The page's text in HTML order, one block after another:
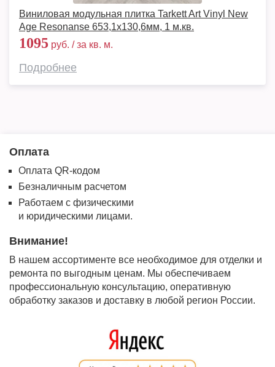
Виниловая модульная плитка Tarkett Art Vinyl New
Age Resonanse 653,1х130,6мм, 1 м.кв.
1095 руб. / за кв. м.
Подробнее
Оплата
Оплата QR-кодом
Безналичным расчетом
Работаем с физическими
и юридическими лицами.
Внимание!
В нашем ассортименте все необходимое для отделки и
ремонта по выгодным ценам. Мы обеспечиваем
профессиональную консультацию, оперативную
обработку заказов и доставку в любой регион России.